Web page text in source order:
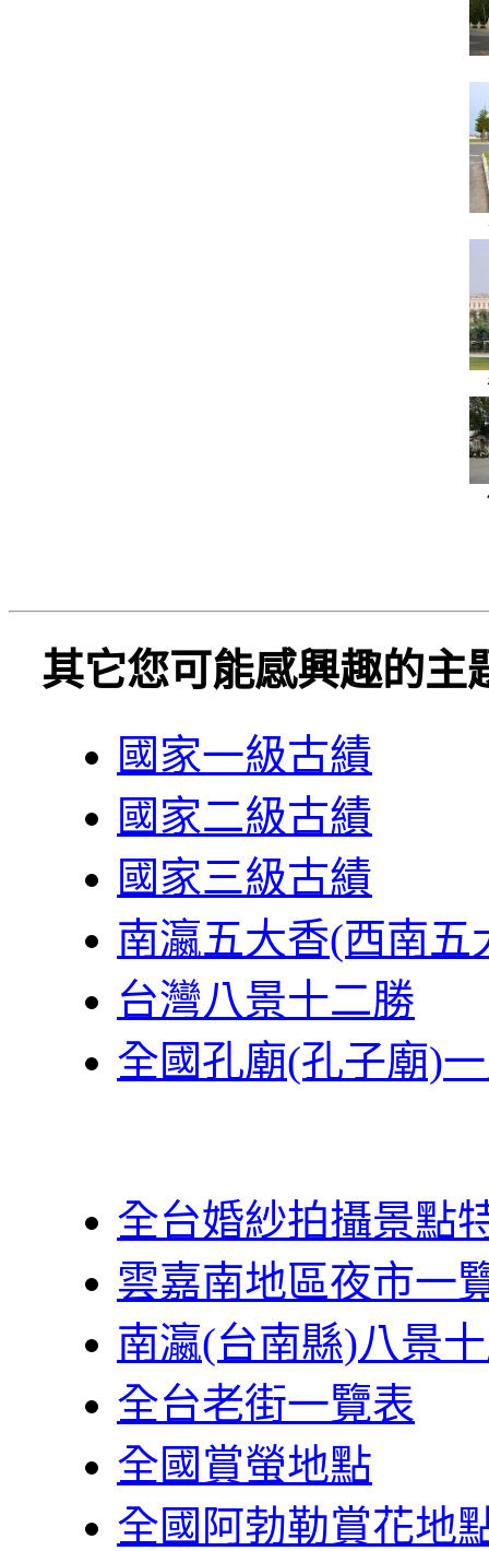
其它您可能感興趣的主
國家一級古績
國家二級古績
國家三級古績
南瀛五大香(西南五
台灣八景十二勝
全國孔廟(孔子廟)
全台婚紗拍攝景點
雲嘉南地區夜市一
南瀛(台南縣)八景
全台老街一覽表
全國賞螢地點
全國阿勃勒賞花地